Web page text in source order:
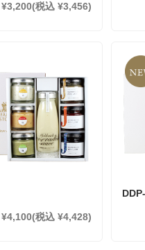
¥3,200(税込 ¥3,456)
¥4,100(税込 ¥4,428)